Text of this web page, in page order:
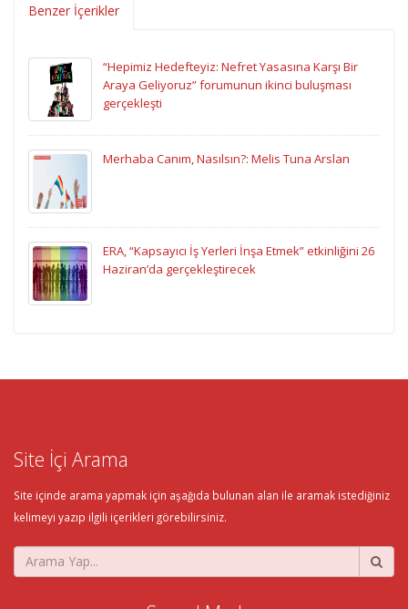
Benzer İçerikler
“Hepimiz Hedefteyiz: Nefret Yasasına Karşı Bir
Araya Geliyoruz” forumunun ikinci buluşması
gerçekleşti
Merhaba Canım, Nasılsın?: Melis Tuna Arslan
ERA, “Kapsayıcı İş Yerleri İnşa Etmek” etkinliğini 26
Haziran’da gerçekleştirecek
Site İçi Arama
Site içinde arama yapmak için aşağıda bulunan alan ile aramak istediğiniz
kelimeyi yazıp ilgili içerikleri görebilirsiniz.